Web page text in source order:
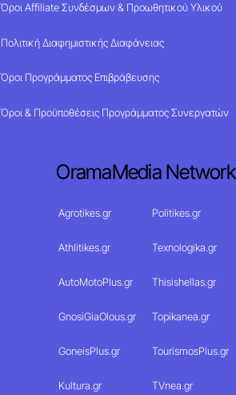
Όροι Affiliate Συνδέσμων & Προωθητικού Υλικού
Πολιτική Διαφημιστικής Διαφάνειας
Όροι Προγράμματος Επιβράβευσης
Όροι & Προϋποθέσεις Προγράμματος Συνεργατών
OramaMedia Network
Agrotikes.gr Politikes.gr
Athlitikes.gr Texnologika.gr
AutoMotoPlus.gr Thisishellas.gr
GnosiGiaOlous.gr Topikanea.gr
GoneisPlus.gr TourismosPlus.gr
Kultura.gr TVnea.gr